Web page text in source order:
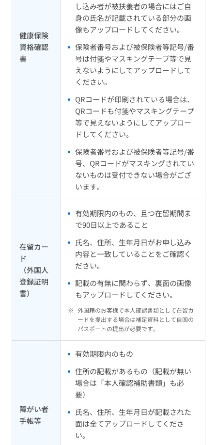
健康保険
資格確認
書
し込み者が被扶養者の場合にはご自
身の氏名が記載されている部分の画
像もアップロードしてください。
保険者番号および被保険者等記号/番
号は付箋やマスキングテープ等で見
えないようにしてアップロードして
ください。
QRコードが印刷されている場合は、
QRコードも付箋やマスキングテープ
等で見えないようにしてアップロー
ドしてください。
保険者番号および被保険者等記号/番
号、QRコードがマスキングされてい
ないものは受付できない場合がござ
います。
在留カー
ド
（外国人
登録証明
書）
有効期限内のもの、且つ在留期間ま
で90日以上であること
氏名、住所、生年月日がお申し込み
内容と一致していることをご確認く
ださい。
記載の有無に関わらず、裏面の画像
もアップロードしてください。
※ 外国籍のお客様で本人確認書類として在留カ
ードを提出する場合は補足資料として自国の
パスポートの提出が必要です。
障がい者
手帳等
有効期限内のもの
住所の記載があるもの（記載が無い
場合は「本人確認補助書類」も必
要）
氏名、住所、生年月日が記載された
面は全てアップロードしてくださ
い。